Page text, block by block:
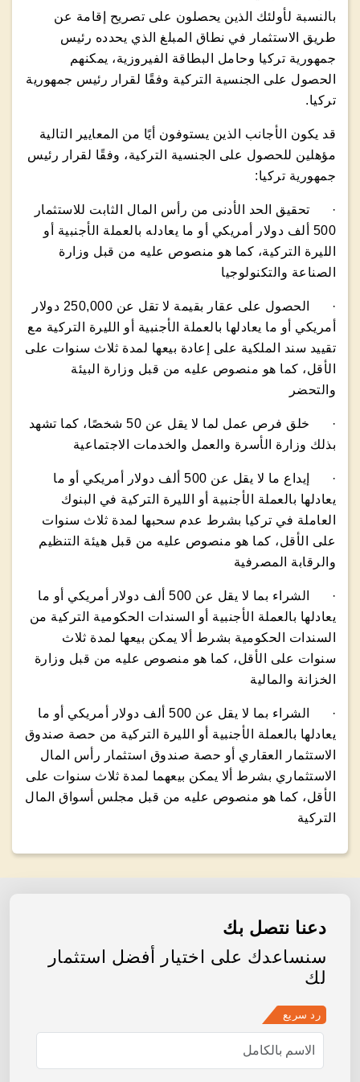
بالنسبة لأولئك الذين يحصلون على تصريح إقامة عن
طريق الاستثمار في نطاق المبلغ الذي يحدده رئيس
جمهورية تركيا وحامل البطاقة الفيروزية، يمكنهم
الحصول على الجنسية التركية وفقًا لقرار رئيس جمهورية
تركيا.
قد يكون الأجانب الذين يستوفون أيًا من المعايير التالية
مؤهلين للحصول على الجنسية التركية، وفقًا لقرار رئيس
جمهورية تركيا:
· تحقيق الحد الأدنى من رأس المال الثابت للاستثمار
500 ألف دولار أمريكي أو ما يعادله بالعملة الأجنبية أو
الليرة التركية، كما هو منصوص عليه من قبل وزارة
الصناعة والتكنولوجيا
· الحصول على عقار بقيمة لا تقل عن 250,000 دولار
أمريكي أو ما يعادلها بالعملة الأجنبية أو الليرة التركية مع
تقييد سند الملكية على إعادة بيعها لمدة ثلاث سنوات على
الأقل، كما هو منصوص عليه من قبل وزارة البيئة
والتحضر
· خلق فرص عمل لما لا يقل عن 50 شخصًا، كما تشهد
بذلك وزارة الأسرة والعمل والخدمات الاجتماعية
· إيداع ما لا يقل عن 500 ألف دولار أمريكي أو ما
يعادلها بالعملة الأجنبية أو الليرة التركية في البنوك
العاملة في تركيا بشرط عدم سحبها لمدة ثلاث سنوات
على الأقل، كما هو منصوص عليه من قبل هيئة التنظيم
والرقابة المصرفية
· الشراء بما لا يقل عن 500 ألف دولار أمريكي أو ما
يعادلها بالعملة الأجنبية أو السندات الحكومية التركية من
السندات الحكومية بشرط ألا يمكن بيعها لمدة ثلاث
سنوات على الأقل، كما هو منصوص عليه من قبل وزارة
الخزانة والمالية
· الشراء بما لا يقل عن 500 ألف دولار أمريكي أو ما
يعادلها بالعملة الأجنبية أو الليرة التركية من حصة صندوق
الاستثمار العقاري أو حصة صندوق استثمار رأس المال
الاستثماري بشرط ألا يمكن بيعهما لمدة ثلاث سنوات على
الأقل، كما هو منصوص عليه من قبل مجلس أسواق المال
التركية
دعنا نتصل بك
سنساعدك على اختيار أفضل استثمار
لك
رد سريع